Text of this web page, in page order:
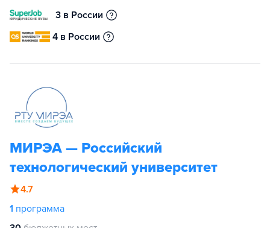
3 в России
4 в России
МИРЭА — Российский
технологический университет
4.7
1 программа